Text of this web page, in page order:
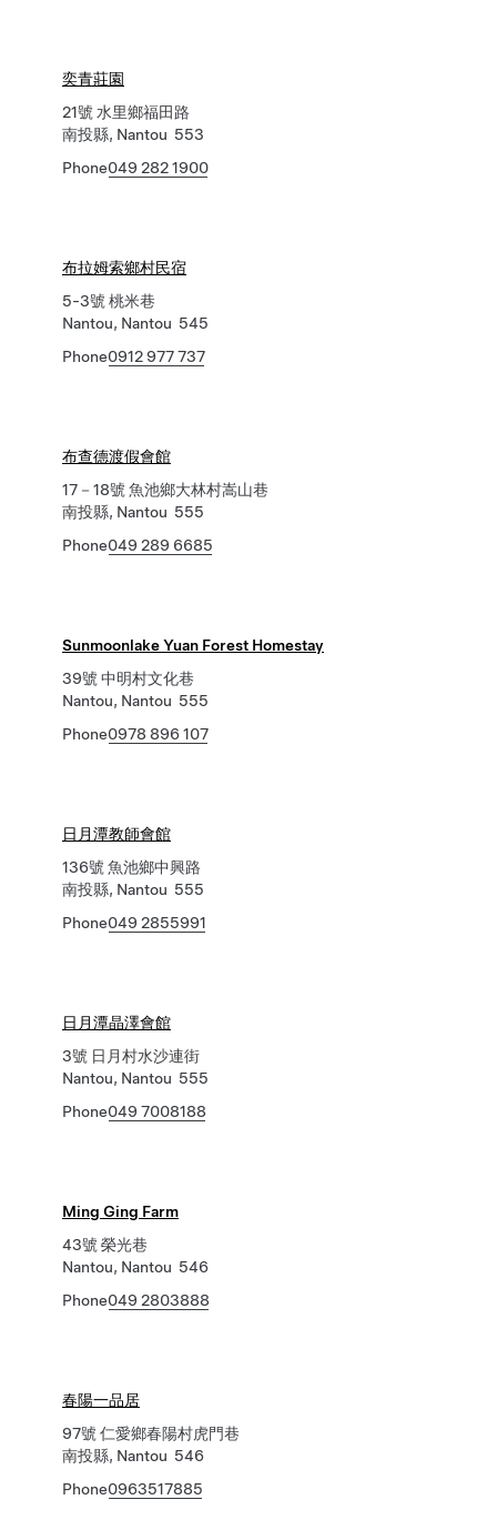
奕青莊園
21號 水里鄉福田路
南投縣, Nantou 553
Phone049 282 1900
布拉姆索鄉村民宿
5-3號 桃米巷
Nantou, Nantou 545
Phone0912 977 737
布查德渡假會館
17－18號 魚池鄉大林村嵩山巷
南投縣, Nantou 555
Phone049 289 6685
Sunmoonlake Yuan Forest Homestay
39號 中明村文化巷
Nantou, Nantou 555
Phone0978 896 107
日月潭教師會館
136號 魚池鄉中興路
南投縣, Nantou 555
Phone049 2855991
日月潭晶澤會館
3號 日月村水沙連街
Nantou, Nantou 555
Phone049 7008188
Ming Ging Farm
43號 榮光巷
Nantou, Nantou 546
Phone049 2803888
春陽一品居
97號 仁愛鄉春陽村虎門巷
南投縣, Nantou 546
Phone0963517885